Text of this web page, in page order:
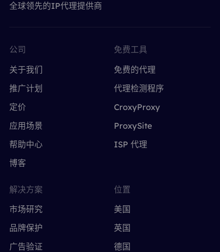
全球领先的IP代理提供商
公司
关于我们
推广计划
定价
应用场景
帮助中心
博客
免费工具
免费的代理
代理检测程序
CroxyProxy
ProxySite
ISP 代理
解决方案
市场研究
品牌保护
广告验证
位置
美国
英国
德国